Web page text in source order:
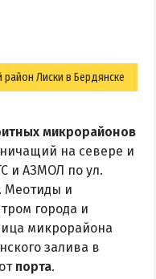
Лиски в Бердянске
микрорайонов
на севере и
и АЗМОЛ по ул.
Меотиды и
города и
микрорайона
залива в
от порта.